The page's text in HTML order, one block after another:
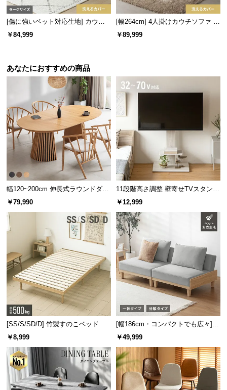
返
品・
ン
に
つ
い
て
証
に
つ
い
員
規
約
に
つ
い
お
[傷に強いペット対応生地] カウチ
ソファセット 組替自由自在 ラージ
￥84,999
[幅264cm] 4人掛けカウチソファ L
字 最大6人掛け ビッグサイズ ソフ
￥89,999
あなたにおすすめの商品
幅120~200cm 伸長式ラウンドダイ
ニングテーブル 6人掛け 天然木突
￥79,990
11段階高さ調整 壁寄せTVスタンド
キャスター付き 上下左右角度調節
￥12,999
[SS/S/SD/D] 竹製すのこベッド
￥8,999
[幅186cm・コンパクトでも広々] 3
人掛けソファベッド リクライニン
￥49,999